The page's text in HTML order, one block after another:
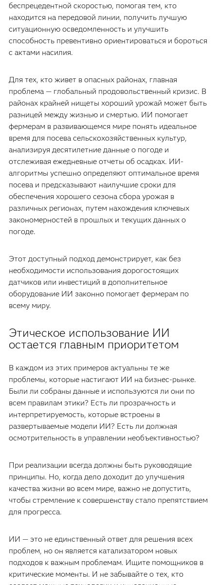
беспрецедентной скоростью, помогая тем, кто
находится на передовой линии, получить лучшую
ситуационную осведомленность и улучшить
способность превентивно ориентироваться и бороться
с актами насилия.
Для тех, кто живет в опасных районах, главная
проблема — глобальный продовольственный кризис. В
районах крайней нищеты хороший урожай может быть
разницей между жизнью и смертью. ИИ помогает
фермерам в развивающемся мире понять идеальное
время для посева сельскохозяйственных культур,
анализируя десятилетние данные о погоде и
отслеживая ежедневные отчеты об осадках. ИИ-
алгоритмы успешно определяют оптимальное время
посева и предсказывают наилучшие сроки для
обеспечения хорошего сезона сбора урожая в
различных регионах, путем нахождения ключевых
закономерностей в прошлых и текущих данных о
погоде.
Этот доступный подход демонстрирует, как без
необходимости использования дорогостоящих
датчиков или инвестиций в дополнительное
оборудование ИИ законно помогает фермерам по
всему миру.
Этическое использование ИИ
остается главным приоритетом
В каждом из этих примеров актуальны те же
проблемы, которые настигают ИИ на бизнес-рынке.
Были ли собраны данные и используются ли они по
всем правилам этики? Есть ли прозрачность и
интерпретируемость, которые встроены в
развертываемые модели ИИ? Есть ли должная
осмотрительность в управлении необъективностью?
При реализации всегда должны быть руководящие
принципы. Но, когда дело доходит до улучшения
качества жизни во всем мире, важно не допустить,
чтобы стремление к совершенству стало препятствием
для прогресса.
ИИ — это не единственный ответ для решения всех
проблем, но он является катализатором новых
подходов к важным проблемам. Ищите помощников в
критические моменты. И не забывайте о тех, кто